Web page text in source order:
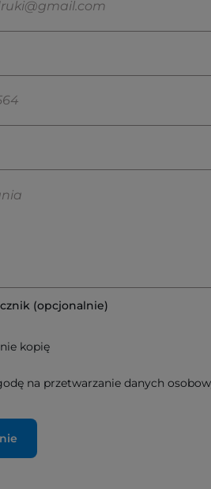
(opcjonalnie)
kopię
na przetwarzanie danych